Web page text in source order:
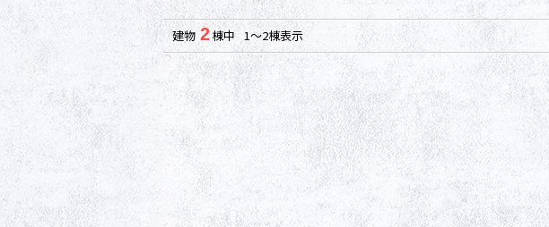
建物 2棟中 1～2棟表示